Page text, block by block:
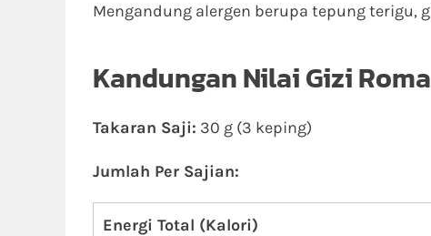
Mengandung alergen berupa tepung terigu,
Kandungan Nilai Gizi
Takaran Saji: 30 g (3 keping)
Jumlah Per Sajian:
Energi Total (Kalori)